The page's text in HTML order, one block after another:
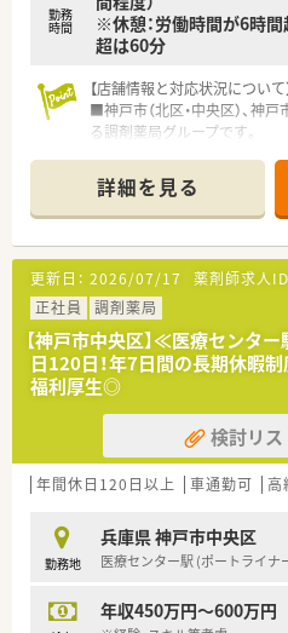
勤務
時間
※休憩：労働時間が6時
超は60分
【店舗情報と対応状況について
■神戸市（北区・中央区）、神
る調剤薬局グループです。
の店舗などを積極展開する構
■各店舗1日40～100枚の処方
いた環境の薬局が多い印象で
【募集背景と求める人材像につ
■今後の体制強化を見据えた
貢献してくれる方を求めていま
■ラウンダーとして、各店舗
す。
■成長中の企業で、これから
いう前向きな検討をお持ちの
【勤務概要について】
■週の平均労働時間は33時間
ながらも比較的短い勤務体系
舗を運営できるようサポート
■門前の医師との相談や調整
師業務に集中できる環境が整
【想定されるキャリアイメージ】
詳細を見る
更新日： 2026/07/17 薬剤師求人ID
正社員
調剤薬局
【神戸市中央区】≪医療センタ
日120日！年7日間の長期休暇
福利厚生◎
検討リ
年間休日120日以上 車通勤可 高
勤務地
兵庫県 神戸市中央区
医療センター駅 (ポートライナ
年収450万円～600万円